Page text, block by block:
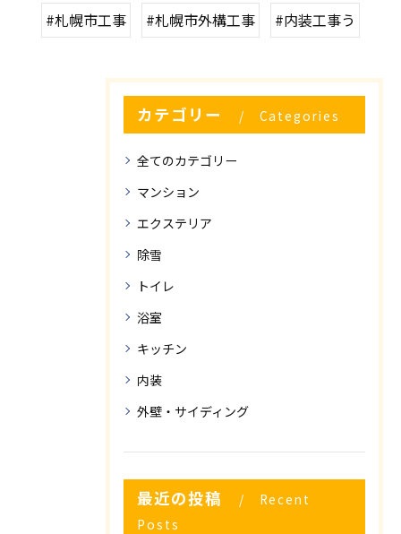
#札幌市工事 #札幌市外構工事 #内装工事う
カテゴリー Categories
全てのカテゴリー
マンション
エクステリア
除雪
トイレ
浴室
キッチン
内装
外壁・サイディング
最近の投稿
Recent
Posts